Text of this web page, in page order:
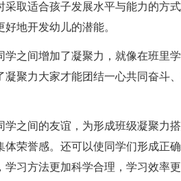
采取适合孩子发展水平与能力的方
地开发幼儿的潜能。
学之间增加了凝聚力，就像在班里
凝聚力大家才能团结一心共同奋斗
学之间的友谊，为形成班级凝聚力
体荣誉感。还可以使同学们形成正
学习方法更加科学合理，学习效率